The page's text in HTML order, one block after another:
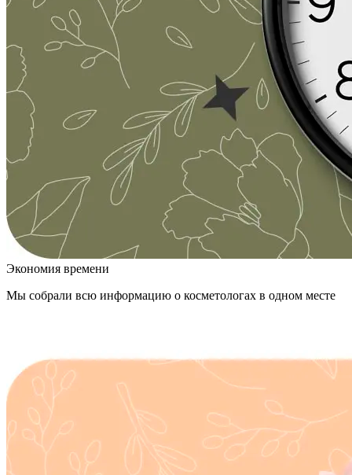
Экономия времени
Мы собрали всю информацию о косметологах в одном месте